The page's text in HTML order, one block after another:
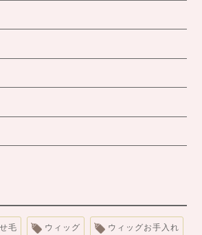
毛 ウィッグ ウィッグお手入れ